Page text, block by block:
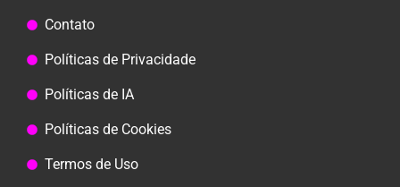
Contato
Políticas de Privacidade
Políticas de IA
Políticas de Cookies
Termos de Uso